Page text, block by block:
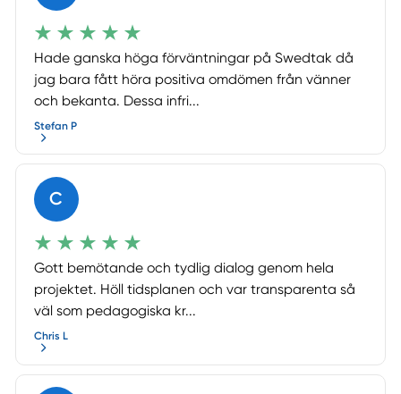
Hade ganska höga förväntningar på Swedtak då
jag bara fått höra positiva omdömen från vänner
och bekanta. Dessa infri...
Stefan P
C
Gott bemötande och tydlig dialog genom hela
projektet. Höll tidsplanen och var transparenta så
väl som pedagogiska kr...
Chris L